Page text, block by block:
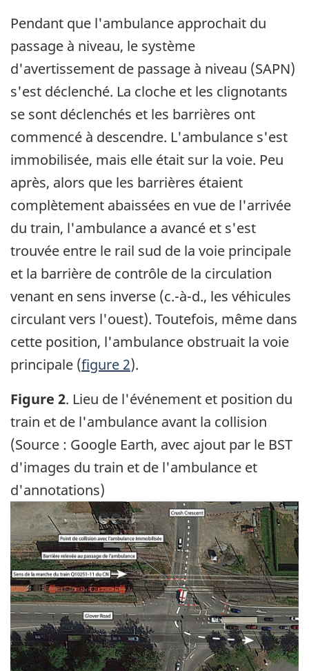
Pendant que l'ambulance approchait du
passage à niveau, le système
d'avertissement de passage à niveau (SAPN)
s'est déclenché. La cloche et les clignotants
se sont déclenchés et les barrières ont
commencé à descendre. L'ambulance s'est
immobilisée, mais elle était sur la voie. Peu
après, alors que les barrières étaient
complètement abaissées en vue de l'arrivée
du train, l'ambulance a avancé et s'est
trouvée entre le rail sud de la voie principale
et la barrière de contrôle de la circulation
venant en sens inverse (c.-à-d., les véhicules
circulant vers l'ouest). Toutefois, même dans
cette position, l'ambulance obstruait la voie
principale (figure 2).
Figure 2. Lieu de l'événement et position du
train et de l'ambulance avant la collision
(Source : Google Earth, avec ajout par le BST
d'images du train et de l'ambulance et
d'annotations)
Image